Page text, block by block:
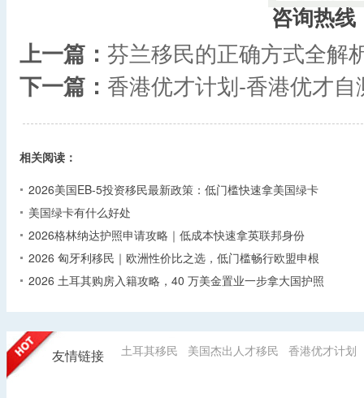
咨询热线
上一篇： 芬兰移民的正确方式全解
下一篇： 香港优才计划-香港优才自
相关阅读：
2026美国EB-5投资移民最新政策：低门槛快速拿美国绿卡
美国绿卡有什么好处
2026格林纳达护照申请攻略｜低成本快速拿英联邦身份
2026 匈牙利移民｜欧洲性价比之选，低门槛畅行欧盟申根
2026 土耳其购房入籍攻略，40 万美金置业一步拿大国护照
友情链接 土耳其移民 美国杰出人才移民 香港优才计划